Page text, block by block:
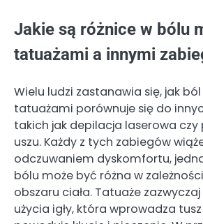
Jakie są różnice w bólu
tatuażami a innymi
Wielu ludzi zastanawia się, jak
tatuażami porównuje się do
takich jak depilacja laserowa czy
uszu. Każdy z tych zabiegów
odczuwaniem dyskomfortu,
bólu może być różna w
obszaru ciała. Tatuaże
użycia igły, która wprowadza